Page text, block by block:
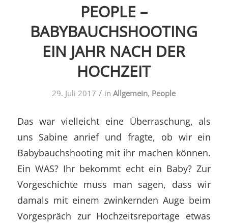
PEOPLE –
BABYBAUCHSHOOTING
EIN JAHR NACH DER
HOCHZEIT
29. Juli 2017 / inAllgemein, People
Das war vielleicht eine Überraschung, als
uns Sabine anrief und fragte, ob wir ein
Babybauchshooting mit ihr machen können.
Ein WAS? Ihr bekommt echt ein Baby? Zur
Vorgeschichte muss man sagen, dass wir
damals mit einem zwinkernden Auge beim
Vorgespräch zur Hochzeitsreportage etwas